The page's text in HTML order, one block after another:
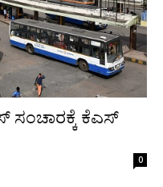
ಸಂಚಾರಕ್ಕೆ ಕೆಎಸ್
0